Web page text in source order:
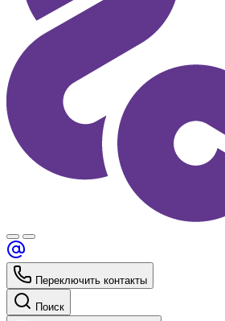
Переключить контакты
Поиск